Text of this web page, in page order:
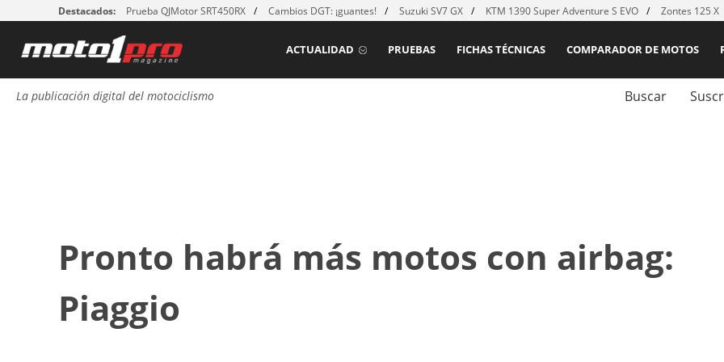
Destacados: Prueba QJMotor SRT450RX Cambios DGT: ¡guantes! Suzuki SV7 GX KTM 1390 Super Adventure S EVO Zontes 125 X
COMPARADOR DE MOTOS
FICHAS TÉCNICAS
PRUEBAS
ACTUALIDAD
La publicación digital del motociclismo Buscar
Pronto habrá más motos con airbag:
Piaggio